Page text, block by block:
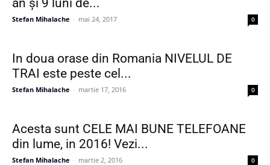
an și 9 luni de...
Stefan Mihalache - mai 24, 2017 0
In doua orase din Romania NIVELUL DE
TRAI este peste cel...
Stefan Mihalache - martie 17, 2016 0
Acesta sunt CELE MAI BUNE TELEFOANE
din lume, in 2016! Vezi...
Stefan Mihalache - martie 2, 2016 0